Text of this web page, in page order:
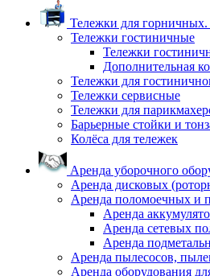
Тележки для горничных.
Тележки гостиничные
Тележки
Дополнительная
Тележки для
Тележки сервисные
Тележки для
Барьерные стойки и
Колёса для тележек
Аренда уборочного
Аренда дисковых
Аренда поломоечных и
Аренда
Аренда сетевых
Аренда
Аренда пылесосов,
Аренда оборудования